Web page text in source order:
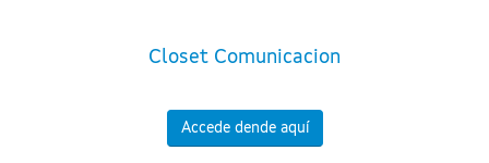
Closet Comunicacion
Accede dende aquí